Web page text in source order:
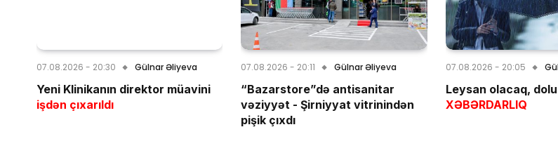
07.08.2026 - 20:30 Gülnar Əliyeva
Yeni Klinikanın direktor müavini
işdən çıxarıldı
07.08.2026 - 20:11 Gülnar Əliyeva
“Bazarstore”də antisanitar
vəziyyət - Şirniyyat vitrinindən
pişik çıxdı
07.08.2026 - 20:05
Leysan olacaq,
XƏBƏRDARLIQ